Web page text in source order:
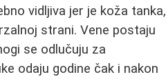
vidljiva jer je koža tanka,
strani. Vene postaju
se odlučuju za
odaju godine čak i nakon